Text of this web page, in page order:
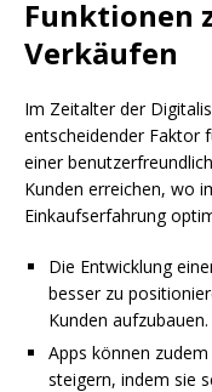
Funktionen
Verkäufen
Im Zeitalter der
entscheidender Faktor
einer
Kunden erreichen, wo
Einkaufserfahrung
Die Entwicklung
besser zu
Kunden aufzubauen.
Apps können
steigern, indem sie